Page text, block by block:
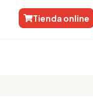
Tienda online